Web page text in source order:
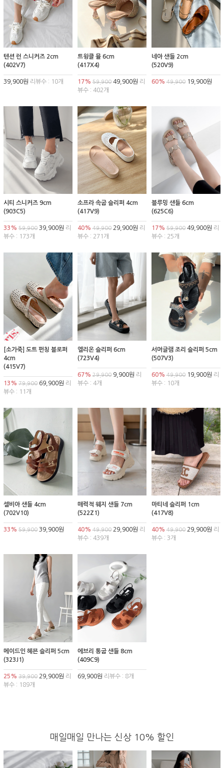
텐션 런 스니커즈 2cm
(402V7)
39,900원 리뷰수 : 10개
트윙클 뮬 6cm
(417X4)
17% 59,90049,900원 리
뷰수 : 402개
네아 샌들 2cm
(520V9)
60% 49,90019,900원
시티 스니커즈 9cm
(903C5)
33% 59,900 39,900원 리
뷰수 : 173개
소프라 속굽 슬리퍼 4cm
(417V9)
40% 49,90029,900원 리
뷰수 : 271개
블루밍 샌들 6cm
(625C6)
17% 59,90049,900원 리
뷰수 : 25개
[소가죽] 도트 펀칭 블로퍼
4cm
(415V7)
13% 79,900 69,900원 리
뷰수 : 11개
엘리온 슬리퍼 6cm
(723V4)
67% 29,9009,900원 리
뷰수 : 4개
서머글램 조리 슬리퍼 5cm
(507V3)
60% 49,90019,900원 리
뷰수 : 10개
셀비아 샌들 4cm
(702V10)
33% 59,900 39,900원
매력적 웨지 샌들 7cm
(522Z1)
40% 49,90029,900원 리
뷰수 : 439개
마티네 슬리퍼 1cm
(417V8)
40% 49,90029,900원 리
뷰수 : 3개
메이드인 헤븐 슬리퍼 5cm
(323J1)
25% 39,900 29,900원 리
뷰수 : 189개
에브리 통굽 샌들 8cm
(409C9)
69,900원 리뷰수 : 8개
매일매일 만나는 신상 10% 할인